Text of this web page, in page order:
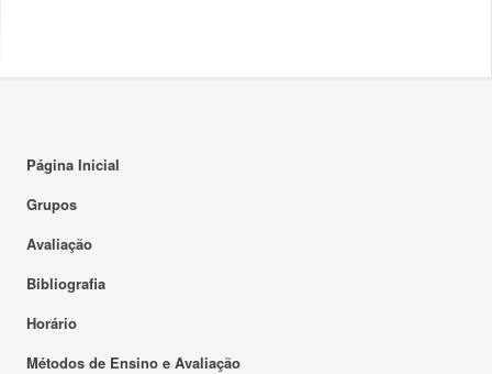
Página Inicial
Grupos
Avaliação
Bibliografia
Horário
Métodos de Ensino e Avaliação